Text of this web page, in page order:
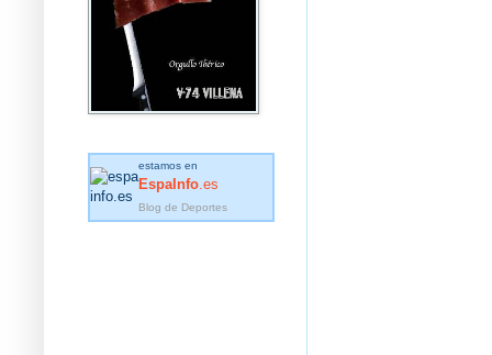
estamos en
EspaInfo .es
Blog de Deportes